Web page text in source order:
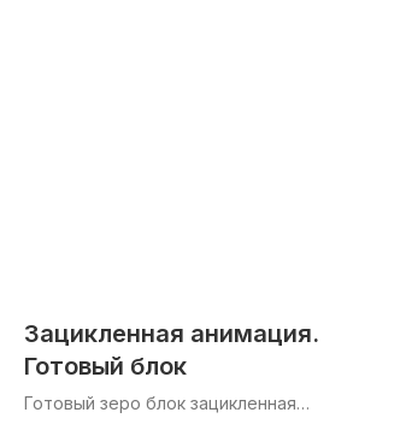
Зацикленная анимация.
Готовый блок
Готовый зеро блок зацикленная